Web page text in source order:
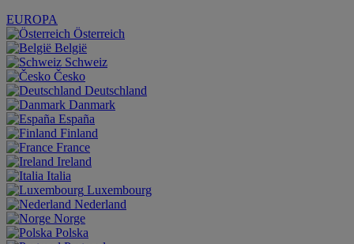
EUROPA
Österreich
België
Schweiz
Česko
Deutschland
Danmark
España
Finland
France
Ireland
Italia
Luxembourg
Nederland
Norge
Polska